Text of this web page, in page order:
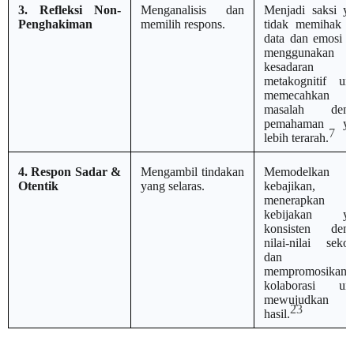
3. Refleksi Non-
Penghakiman
Menganalisis dan
memilih respons.
Menjadi saksi
tidak memihak
data dan emosi
menggunakan
kesadaran
metakognitif
memecahkan
masalah
pemahaman
lebih terarah.7
4. Respon Sadar &
Otentik
Mengambil tindakan
yang selaras.
Memodelkan
kebajikan,
menerapkan
kebijakan
konsisten
nilai-nilai
dan
mempromosikan
kolaborasi
mewujudkan
hasil.23